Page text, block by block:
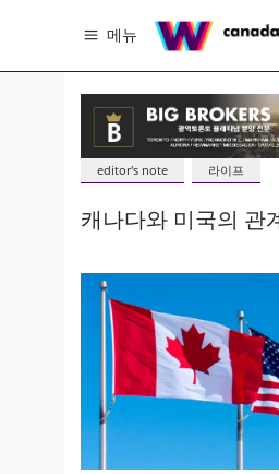
메뉴
editor's note 라이프
캐나다와 미국의 관